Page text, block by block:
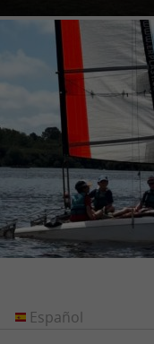
Español